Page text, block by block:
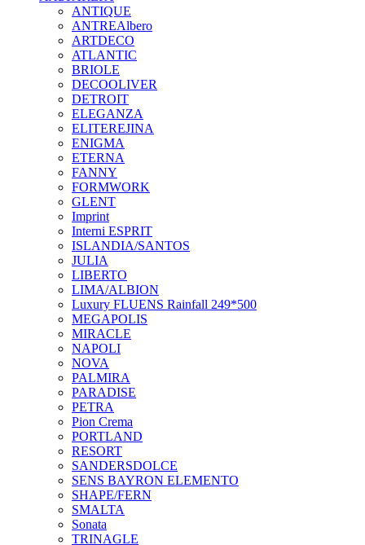
ANTIQUE
ANTREAlbero
ARTDECO
ATLANTIC
BRIOLE
DECOOLIVER
DETROIT
ELEGANZA
ELITEREJINA
ENIGMA
ETERNA
FANNY
FORMWORK
GLENT
Imprint
Interni ESPRIT
ISLANDIA/SANTOS
JULIA
LIBERTO
LIMA/ALBION
Luxury FLUENS Rainfall 249*500
MEGAPOLIS
MIRACLE
NAPOLI
NOVA
PALMIRA
PARADISE
PETRA
Pion Crema
PORTLAND
RESORT
SANDERSDOLCE
SENS BAYRON ELEMENTO
SHAPE/FERN
SMALTA
Sonata
TRINAGLE